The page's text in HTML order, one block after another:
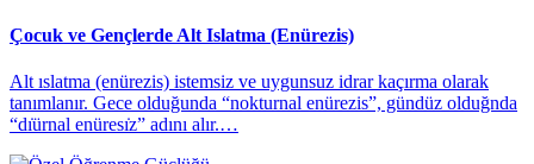
Çocuk ve Gençlerde Alt Islatma (Enürezis)
Alt ıslatma (enürezis) istemsiz ve uygunsuz idrar kaçırma olarak
tanımlanır. Gece olduğunda “nokturnal enürezis”, gündüz olduğnda
“dı̇ürnal enüresı̇z” adını alır.…